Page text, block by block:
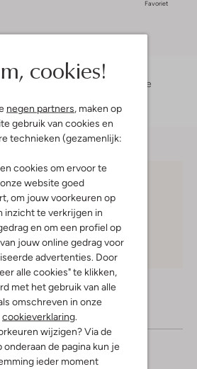
cookies!
negen partners, maken op
gebruik van cookies en
technieken (gezamenlijk:
cookies om ervoor te
website goed
om jouw voorkeuren op
inzicht te verkrijgen in
en om een profiel op
jouw online gedrag voor
advertenties. Door
alle cookies" te klikken,
met het gebruik van alle
omschreven in onze
cookieverklaring.
wijzigen? Via de
onderaan de pagina kun je
ieder moment
Favoriet
76 lang en draagt maat 36.
De
vanaf €75,-
binnen 30 dagen*
Klarna